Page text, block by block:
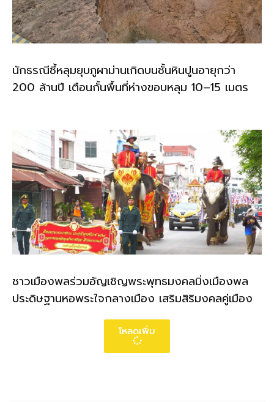
นักธรณีชี้หลุมยุบภูผาม่านเกิดบนชั้นหินปูนอายุกว่า
200 ล้านปี เตือนกั้นพื้นที่ห่างขอบหลุม 10–15 เมตร
ชาวเมืองพลร่วมอัญเชิญพระพุทธมงคลมิ่งเมืองพล
ประดิษฐานหอพระใจกลางเมือง เสริมสิริมงคลคู่เมือง
โหลดเพิ่ม